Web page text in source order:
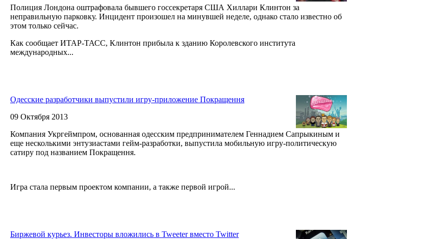
Полиция Лондона оштрафовала бывшего госсекретаря США Хиллари Клинтон за
неправильную парковку. Инцидент произошел на минувшей неделе, однако стало известно об
этом только сейчас.
Как сообщает ИТАР-ТАСС, Клинтон прибыла к зданию Королевского института
международных...
Одесские разработчики выпустили игру-приложение Покращення
09 Октября 2013
Компания Укргеймпром, основанная одесским предпринимателем Геннадием Сапрыкиным и
еще несколькими энтузиастами гейм-разработки, выпустила мобильную игру-политическую
сатиру под названием Покращення.
Игра стала первым проектом компании, а также первой игрой...
Биржевой курьез. Инвесторы вложились в Tweeter вместо Twitter